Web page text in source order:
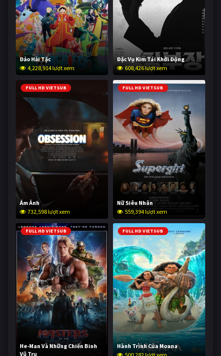
Đảo Hải Tặc
4,228,914 lượt xem
Đặc Vụ Kim Tái Khởi Động
608,426 lượt xem
FULL HD VIETSUB
Ám Ảnh
732,598 lượt xem
FULL HD VIETSUB
Nữ Siêu Nhân
559,394 lượt xem
FULL HD VIETSUB
He-Man Và Những Chiến Binh
Vũ Trụ
FULL HD VIETSUB
Hành Trình Của Moana